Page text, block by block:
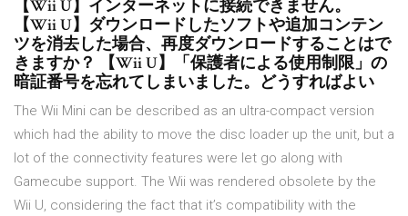
【Wii U】インターネットに接続できません。
【Wii U】ダウンロードしたソフトや追加コンテン
ツを消去した場合、再度ダウンロードすることはで
きますか？ 【Wii U】「保護者による使用制限」の
暗証番号を忘れてしまいました。どうすればよい
The Wii Mini can be described as an ultra-compact version
which had the ability to move the disc loader up the unit, but a
lot of the connectivity features were let go along with
Gamecube support. The Wii was rendered obsolete by the
Wii U, considering the fact that it’s compatibility with the